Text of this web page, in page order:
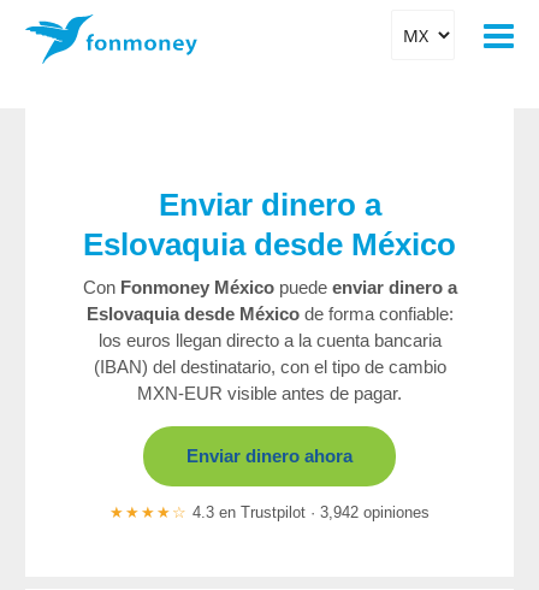
Enviar dinero a
Eslovaquia desde México
Con Fonmoney Méxicopuede enviar dinero a
Eslovaquia desde Méxicode forma confiable:
los euros llegan directo a la cuenta bancaria
(IBAN) del destinatario, con el tipo de cambio
MXN-EUR visible antes de pagar.
Enviar dinero ahora
★★★★☆ 4.3 en Trustpilot · 3,942 opiniones